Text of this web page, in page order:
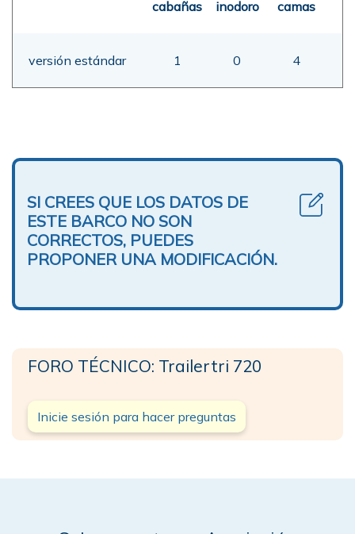
cabañas inodoro camas
versión estándar 1 0 4
SI CREES QUE LOS DATOS DE
ESTE BARCO NO SON
CORRECTOS, PUEDES
PROPONER UNA MODIFICACIÓN.
FORO TÉCNICO: Trailertri 720
Inicie sesión para hacer preguntas